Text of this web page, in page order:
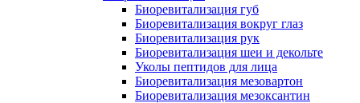
Биоревитализация губ
Биоревитализация вокруг глаз
Биоревитализация рук
Биоревитализация шеи и декольте
Уколы пептидов для лица
Биоревитализация мезовартон
Биоревитализация мезоксантин